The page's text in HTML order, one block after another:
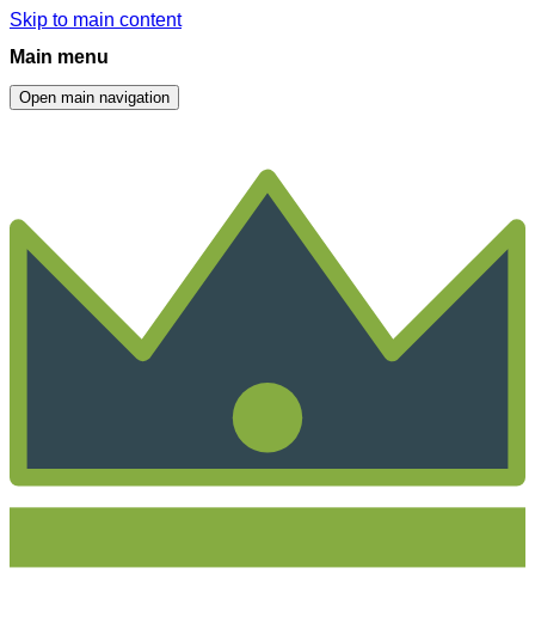
Skip to main content
Main menu
Open main navigation